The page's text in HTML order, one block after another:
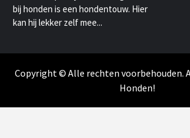
bij honden is een hondentouw. Hier
kan hij lekker zelf mee...
Copyright © Alle rechten voorbehouden.
Honden!